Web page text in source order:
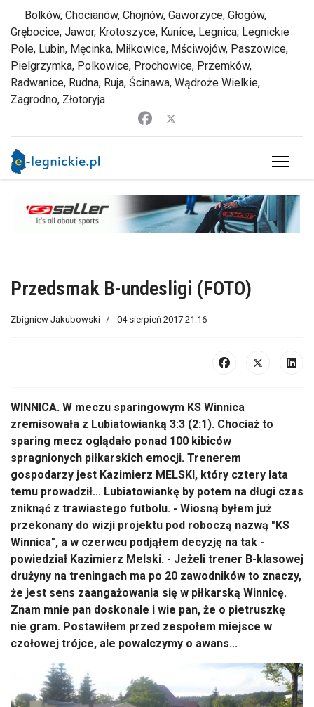
Bolków, Chocianów, Chojnów, Gaworzyce, Głogów,
Grębocice, Jawor, Krotoszyce, Kunice, Legnica, Legnickie
Pole, Lubin, Męcinka, Miłkowice, Mściwojów, Paszowice,
Pielgrzymka, Polkowice, Prochowice, Przemków,
Radwanice, Rudna, Ruja, Ścinawa, Wądroże Wielkie,
Zagrodno, Złotoryja
Przedsmak B-undesligi (FOTO)
Zbigniew Jakubowski 04 sierpień 2017 21:16
WINNICA. W meczu sparingowym KS Winnica
zremisowała z Lubiatowianką 3:3 (2:1). Chociaż to
sparing mecz oglądało ponad 100 kibiców
spragnionych piłkarskich emocji. Trenerem
gospodarzy jest Kazimierz MELSKI, który cztery lata
temu prowadził... Lubiatowiankę by potem na długi czas
zniknąć z trawiastego futbolu. - Wiosną byłem już
przekonany do wizji projektu pod roboczą nazwą "KS
Winnica", a w czerwcu podjąłem decyzję na tak -
powiedział Kazimierz Melski. - Jeżeli trener B-klasowej
drużyny na treningach ma po 20 zawodników to znaczy,
że jest sens zaangażowania się w piłkarską Winnicę.
Znam mnie pan doskonale i wie pan, że o pietruszkę
nie gram. Postawiłem przed zespołem miejsce w
czołowej trójce, ale powalczymy o awans...